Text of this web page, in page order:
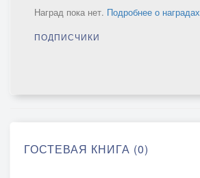
Наград пока нет. Подробнее о наградах
ПОДПИСЧИКИ
ГОСТЕВАЯ КНИГА (0)